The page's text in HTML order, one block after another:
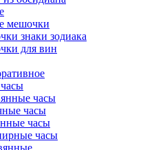
мешочки
знаки зодиака
для вин
часы
часы
часы
часы